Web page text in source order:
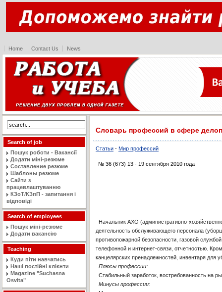
Home Contact Us News
Search of job
Пошук роботи - Вакансії
Додати міні-резюме
Составление резюме
Шаблоны резюме
Сайти з
працевлаштуванню
КЗоТ/КЗпП - запитання і
відповіді
Search of employees
Пошук міні-резюме
Додати вакансію
Teaching
Куди піти навчатись
Наші постійні клієнти
Magazine "Suchasna
Osvita"
Словарь профессий в сфере
Статьи - Мир профессий
№ 36 (673) 13 - 19 сентября 2010 года
Начальник АХО (административно-
деятельность обслуживающего персонала
противопожарной безопасности, газовой
телефонной и интернет-связи, отчетностью.
канцелярских пренадлежностей, инвентаря
Плюсы профессии:
Стабильный заработок, востребованность на
Минусы профессии: